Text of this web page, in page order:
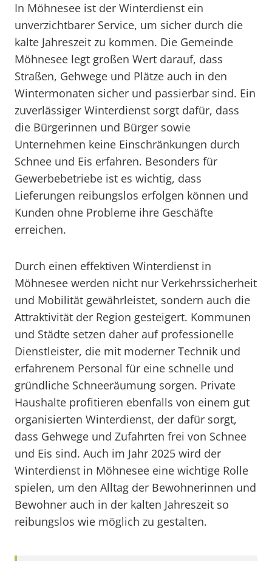
In Möhnesee ist der Winterdienst ein
unverzichtbarer Service, um sicher durch die
kalte Jahreszeit zu kommen. Die Gemeinde
Möhnesee legt großen Wert darauf, dass
Straßen, Gehwege und Plätze auch in den
Wintermonaten sicher und passierbar sind. Ein
zuverlässiger Winterdienst sorgt dafür, dass
die Bürgerinnen und Bürger sowie
Unternehmen keine Einschränkungen durch
Schnee und Eis erfahren. Besonders für
Gewerbebetriebe ist es wichtig, dass
Lieferungen reibungslos erfolgen können und
Kunden ohne Probleme ihre Geschäfte
erreichen.
Durch einen effektiven Winterdienst in
Möhnesee werden nicht nur Verkehrssicherheit
und Mobilität gewährleistet, sondern auch die
Attraktivität der Region gesteigert. Kommunen
und Städte setzen daher auf professionelle
Dienstleister, die mit moderner Technik und
erfahrenem Personal für eine schnelle und
gründliche Schneeräumung sorgen. Private
Haushalte profitieren ebenfalls von einem gut
organisierten Winterdienst, der dafür sorgt,
dass Gehwege und Zufahrten frei von Schnee
und Eis sind. Auch im Jahr 2025 wird der
Winterdienst in Möhnesee eine wichtige Rolle
spielen, um den Alltag der Bewohnerinnen und
Bewohner auch in der kalten Jahreszeit so
reibungslos wie möglich zu gestalten.